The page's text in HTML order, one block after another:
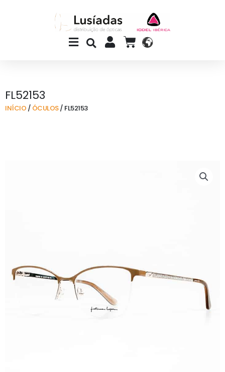
Main
Menu
CART
FL52153
INÍCIO / ÓCULOS/ FL52153